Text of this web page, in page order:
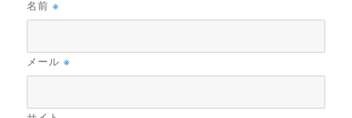
名前※
メール※